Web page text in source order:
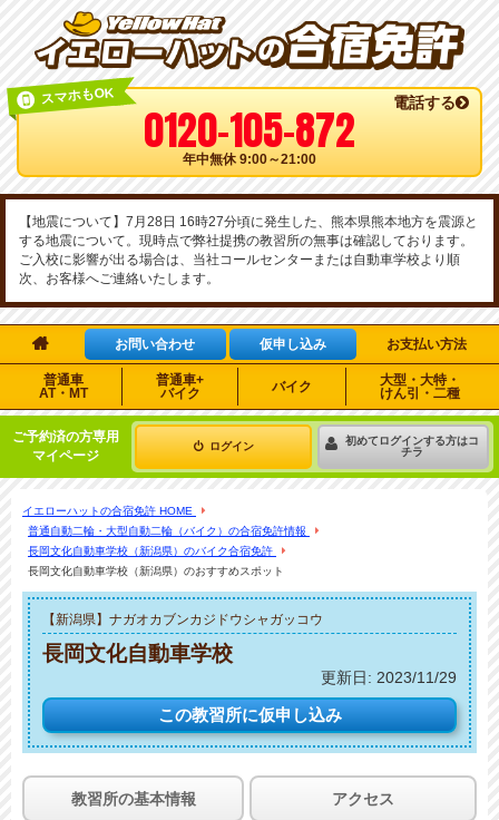
スマホもOK 電話する
0120-105-872
年中無休 9:00～21:00
【地震について】7月28日 16時27分頃に発生した、熊本県熊本地方を震源と
する地震について。現時点で弊社提携の教習所の無事は確認しております。
ご入校に影響が出る場合は、当社コールセンターまたは自動車学校より順
次、お客様へご連絡いたします。
 お問い合わせ 仮申し込み お支払い方法
普通車
AT・MT
普通車+
バイク
バイク
大型・大特・
けん引・二種
ご予約済の方専用
マイページ
ログイン
初めてログインする方はコ
チラ
イエローハットの合宿免許 HOME
普通自動二輪・大型自動二輪（バイク）の合宿免許情報
長岡文化自動車学校（新潟県）のバイク合宿免許
長岡文化自動車学校（新潟県）のおすすめスポット
【新潟県】ナガオカブンカジドウシャガッコウ
長岡文化自動車学校
更新日: 2023/11/29
この教習所に仮申し込み
教習所の基本情報 アクセス